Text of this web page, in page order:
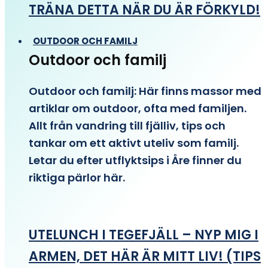
TRÄNA DETTA NÄR DU ÄR FÖRKYLD!
OUTDOOR OCH FAMILJ
Outdoor och familj
Outdoor och familj: Här finns massor med
artiklar om outdoor, ofta med familjen.
Allt från vandring till fjälliv, tips och
tankar om ett aktivt uteliv som familj.
Letar du efter utflyktsips i Åre finner du
riktiga pärlor här.
UTELUNCH I TEGEFJÄLL – NYP MIG I
ARMEN, DET HÄR ÄR MITT LIV! (TIPS